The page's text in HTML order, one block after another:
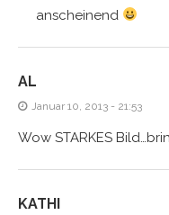
anscheinend
AL
Januar 10, 2013 - 21:53
Wow STARKES
KATHI